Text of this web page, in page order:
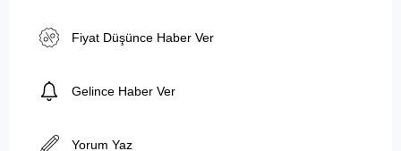
Fiyat Düşünce Haber Ver
Gelince Haber Ver
Yorum Yaz